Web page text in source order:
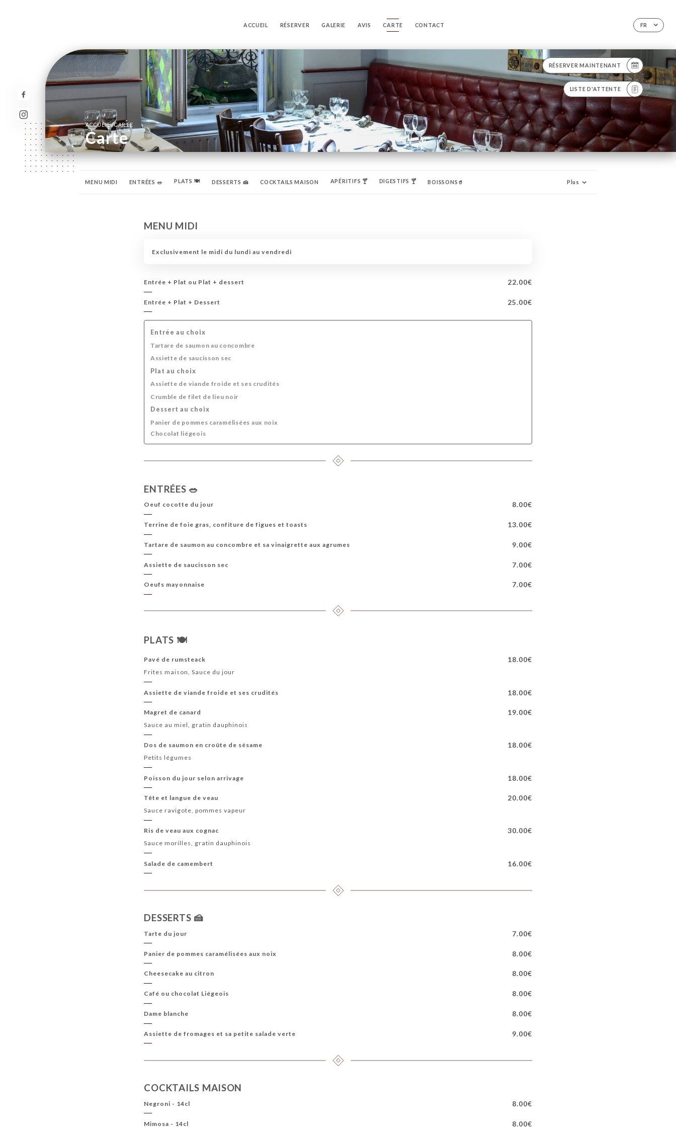
FR
ACCUEIL RÉSERVER GALERIE AVIS CARTE CONTACT
RÉSERVER MAINTENANT
LISTE D'ATTENTE
ACCUEIL/CARTE
Carte
MENU MIDI ENTRÉES 🥗 PLATS 🍽️ DESSERTS 🍰 COCKTAILS MAISON APÉRITIFS 🍸 DIGESTIFS 🍸 BOISSONS🥤 Plus
MENU MIDI
Exclusivement le midi du lundi au vendredi
Entrée + Plat ou Plat + dessert 22.00€
Entrée + Plat + Dessert 25.00€
Entrée au choix
Tartare de saumon au concombre
Assiette de saucisson sec
Plat au choix
Assiette de viande froide et ses crudités
Crumble de filet de lieu noir
Dessert au choix
Panier de pommes caramélisées aux noix
Chocolat liégeois
ENTRÉES 🥗
Oeuf cocotte du jour 8.00€
Terrine de foie gras, confiture de figues et toasts 13.00€
Tartare de saumon au concombre et sa vinaigrette aux agrumes 9.00€
Assiette de saucisson sec 7.00€
Oeufs mayonnaise 7.00€
PLATS 🍽️
Pavé de rumsteack 18.00€
Frites maison, Sauce du jour
Assiette de viande froide et ses crudités 18.00€
Magret de canard 19.00€
Sauce au miel, gratin dauphinois
Dos de saumon en croûte de sésame 18.00€
Petits légumes
Poisson du jour selon arrivage 18.00€
Tête et langue de veau 20.00€
Sauce ravigote, pommes vapeur
Ris de veau aux cognac 30.00€
Sauce morilles, gratin dauphinois
Salade de camembert 16.00€
DESSERTS 🍰
Tarte du jour 7.00€
Panier de pommes caramélisées aux noix 8.00€
Cheesecake au citron 8.00€
Café ou chocolat Liégeois 8.00€
Dame blanche 8.00€
Assiette de fromages et sa petite salade verte 9.00€
COCKTAILS MAISON
Negroni - 14cl 8.00€
Mimosa - 14cl 8.00€